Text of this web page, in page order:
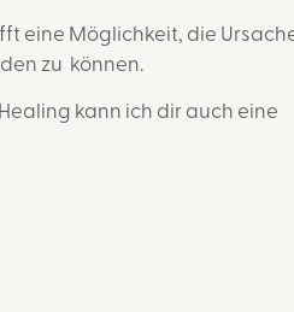
eine Möglichkeit, die
zu können.
kann ich dir auch eine